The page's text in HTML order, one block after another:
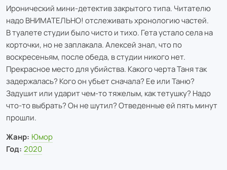
Иронический мини-детектив закрытого типа. Читателю
надо ВНИМАТЕЛЬНО! отслеживать хронологию частей.
В туалете студии было чисто и тихо. Гета устало села на
корточки, но не заплакала. Алексей знал, что по
воскресеньям, после обеда, в студии никого нет.
Прекрасное место для убийства. Какого черта Таня так
задержалась? Кого он убьет сначала? Ее или Таню?
Задушит или ударит чем-то тяжелым, как тетушку? Надо
что-то выбрать? Он не шутил? Отведенные ей пять минут
прошли.
Жанр: Юмор
Год: 2020